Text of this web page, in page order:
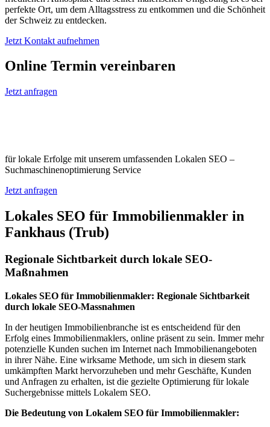
perfekte Ort, um dem Alltagsstress zu entkommen und die Schönheit
der Schweiz zu entdecken.
Jetzt Kontakt aufnehmen
Online Termin vereinbaren
Jetzt anfragen
für lokale Erfolge mit unserem umfassenden Lokalen SEO –
Suchmaschinenoptimierung Service
Jetzt anfragen
Lokales SEO für Immobilienmakler in
Fankhaus (Trub)
Regionale Sichtbarkeit durch lokale SEO-
Maßnahmen
Lokales SEO für Immobilienmakler: Regionale Sichtbarkeit
durch lokale SEO-Massnahmen
In der heutigen Immobilienbranche ist es entscheidend für den
Erfolg eines Immobilienmaklers, online präsent zu sein. Immer mehr
potenzielle Kunden suchen im Internet nach Immobilienangeboten
in ihrer Nähe. Eine wirksame Methode, um sich in diesem stark
umkämpften Markt hervorzuheben und mehr Geschäfte, Kunden
und Anfragen zu erhalten, ist die gezielte Optimierung für lokale
Suchergebnisse mittels Lokalem SEO.
Die Bedeutung von Lokalem SEO für Immobilienmakler: